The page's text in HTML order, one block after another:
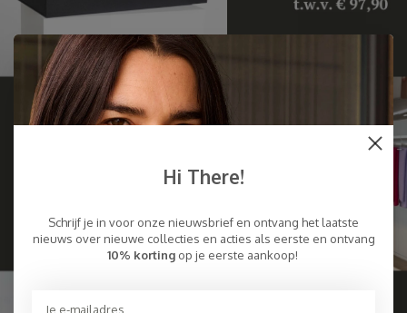
Hi There!
Schrijf je in voor onze nieuwsbrief en ontvang het laatste
nieuws over nieuwe collecties en acties als eerste en ontvang
10% korting op je eerste aankoop!